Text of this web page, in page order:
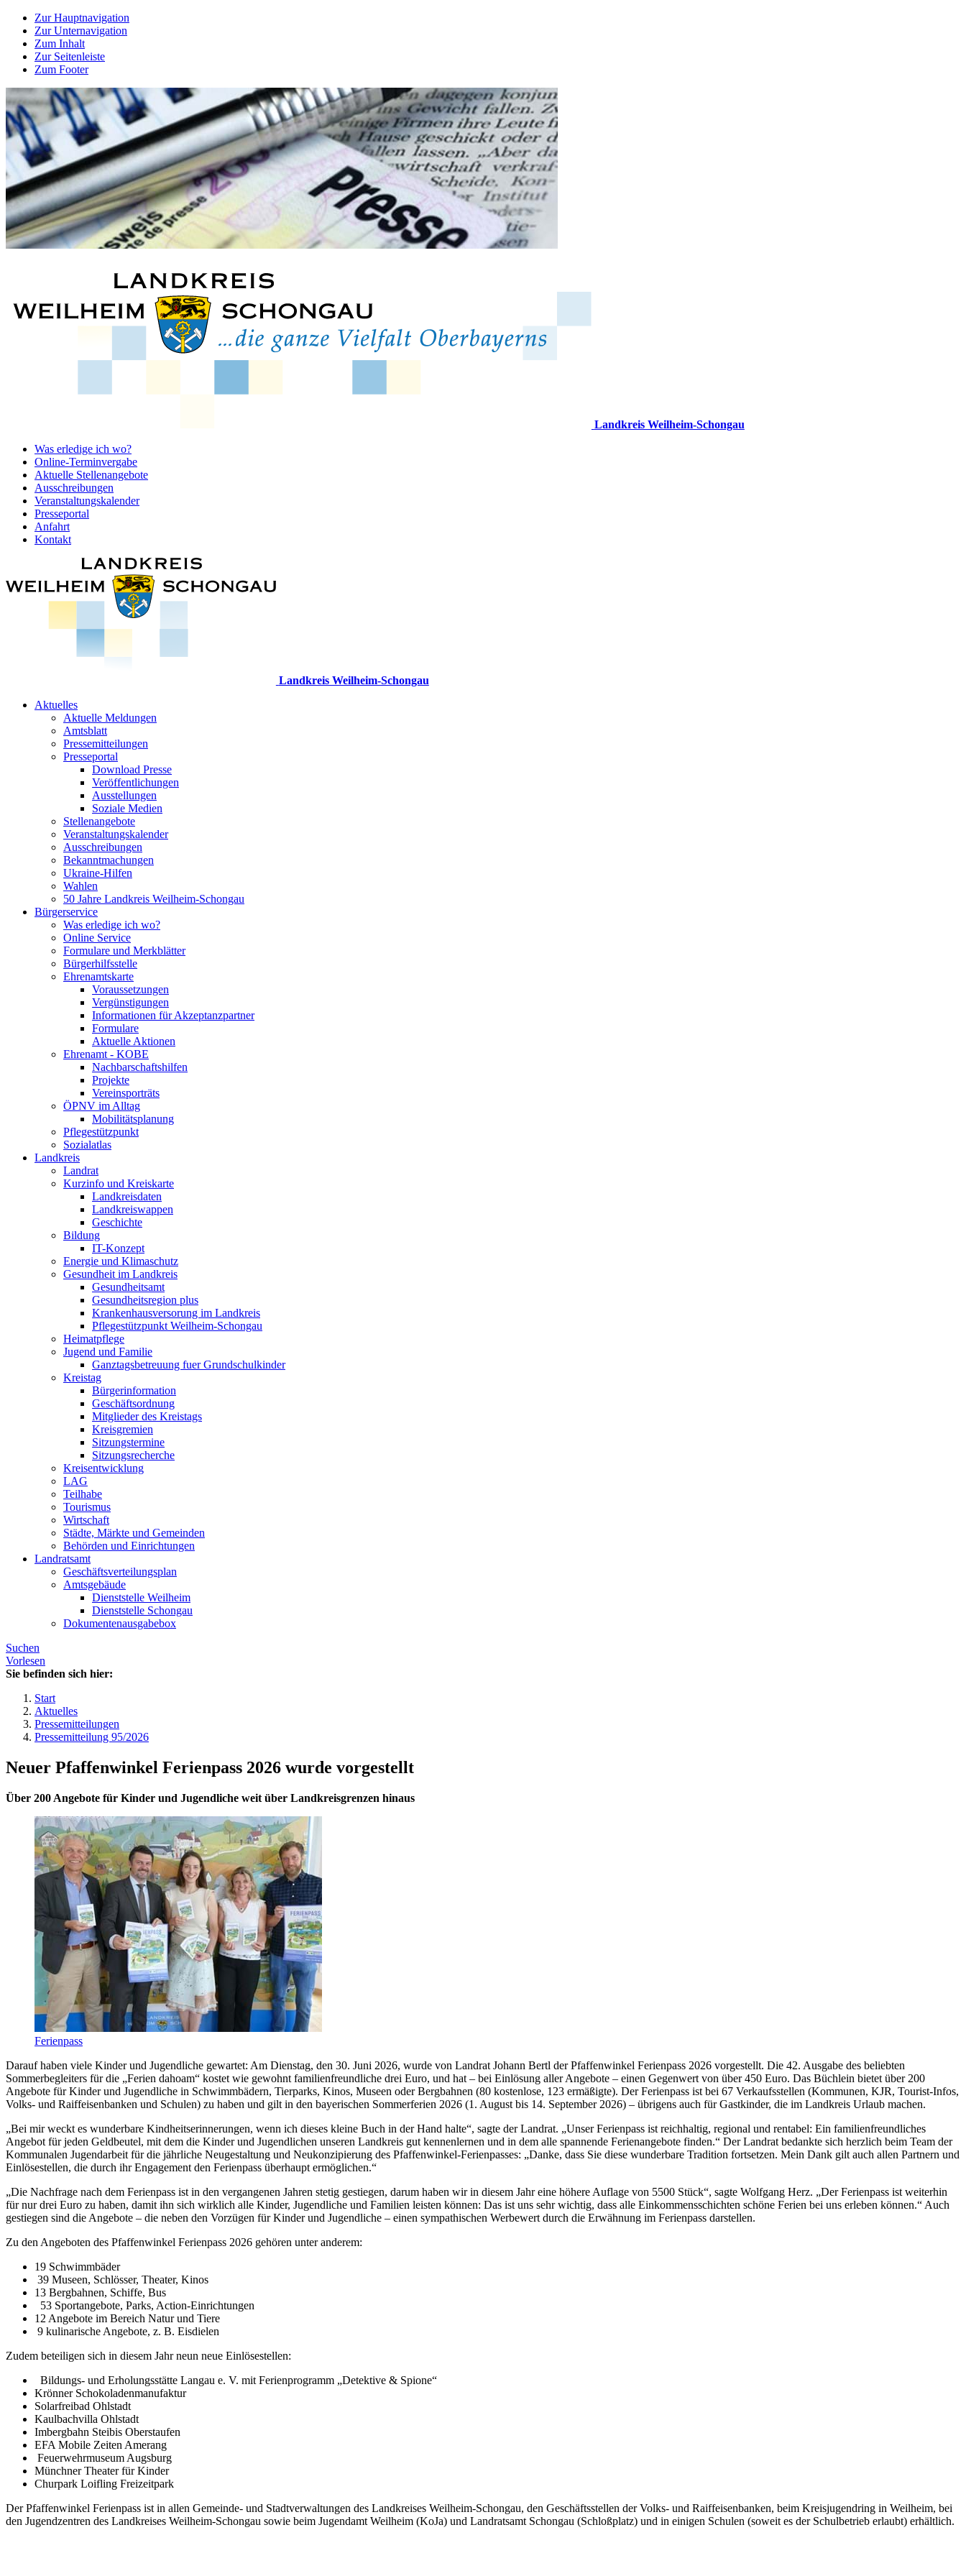
Zur Hauptnavigation
Zur Unternavigation
Zum Inhalt
Zur Seitenleiste
Zum Footer
Landkreis Weilheim-Schongau
Was erledige ich wo?
Online-Terminvergabe
Aktuelle Stellenangebote
Ausschreibungen
Veranstaltungskalender
Presseportal
Anfahrt
Kontakt
Landkreis Weilheim-Schongau
Aktuelles
Aktuelle Meldungen
Amtsblatt
Pressemitteilungen
Presseportal
Download Presse
Veröffentlichungen
Ausstellungen
Soziale Medien
Stellenangebote
Veranstaltungskalender
Ausschreibungen
Bekanntmachungen
Ukraine-Hilfen
Wahlen
50 Jahre Landkreis Weilheim-Schongau
Bürgerservice
Was erledige ich wo?
Online Service
Formulare und Merkblätter
Bürgerhilfsstelle
Ehrenamtskarte
Voraussetzungen
Vergünstigungen
Informationen für Akzeptanzpartner
Formulare
Aktuelle Aktionen
Ehrenamt - KOBE
Nachbarschaftshilfen
Projekte
Vereinsporträts
ÖPNV im Alltag
Mobilitätsplanung
Pflegestützpunkt
Sozialatlas
Landkreis
Landrat
Kurzinfo und Kreiskarte
Landkreisdaten
Landkreiswappen
Geschichte
Bildung
IT-Konzept
Energie und Klimaschutz
Gesundheit im Landkreis
Gesundheitsamt
Gesundheitsregion plus
Krankenhausversorung im Landkreis
Pflegestützpunkt Weilheim-Schongau
Heimatpflege
Jugend und Familie
Ganztagsbetreuung fuer Grundschulkinder
Kreistag
Bürgerinformation
Geschäftsordnung
Mitglieder des Kreistags
Kreisgremien
Sitzungstermine
Sitzungsrecherche
Kreisentwicklung
LAG
Teilhabe
Tourismus
Wirtschaft
Städte, Märkte und Gemeinden
Behörden und Einrichtungen
Landratsamt
Geschäftsverteilungsplan
Amtsgebäude
Dienststelle Weilheim
Dienststelle Schongau
Dokumentenausgabebox
Suchen
Vorlesen
Sie befinden sich hier:
Start
Aktuelles
Pressemitteilungen
Pressemitteilung 95/2026
Neuer Pfaffenwinkel Ferienpass 2026 wurde vorgestellt
Über 200 Angebote für Kinder und Jugendliche weit über Landkreisgrenzen hinaus
Ferienpass
Darauf haben viele Kinder und Jugendliche gewartet: Am Dienstag, den 30. Juni 2026, wurde von Landrat Johann Bertl der Pfaffenwinkel Ferienpass 2026 vorgestellt. Die 42. Ausgabe des beliebten
Sommerbegleiters für die „Ferien dahoam“ kostet wie gewohnt familienfreundliche drei Euro, und hat – bei Einlösung aller Angebote – einen Gegenwert von über 450 Euro. Das Büchlein bietet über 200
Angebote für Kinder und Jugendliche in Schwimmbädern, Tierparks, Kinos, Museen oder Bergbahnen (80 kostenlose, 123 ermäßigte). Der Ferienpass ist bei 67 Verkaufsstellen (Kommunen, KJR, Tourist-Infos,
Volks- und Raiffeisenbanken und Schulen) zu haben und gilt in den bayerischen Sommerferien 2026 (1. August bis 14. September 2026) – übrigens auch für Gastkinder, die im Landkreis Urlaub machen.
„Bei mir weckt es wunderbare Kindheitserinnerungen, wenn ich dieses kleine Buch in der Hand halte“, sagte der Landrat. „Unser Ferienpass ist reichhaltig, regional und rentabel: Ein familienfreundliches
Angebot für jeden Geldbeutel, mit dem die Kinder und Jugendlichen unseren Landkreis gut kennenlernen und in dem alle spannende Ferienangebote finden.“ Der Landrat bedankte sich herzlich beim Team der
Kommunalen Jugendarbeit für die jährliche Neugestaltung und Neukonzipierung des Pfaffenwinkel-Ferienpasses: „Danke, dass Sie diese wunderbare Tradition fortsetzen. Mein Dank gilt auch allen Partnern und
Einlösestellen, die durch ihr Engagement den Ferienpass überhaupt ermöglichen.“
„Die Nachfrage nach dem Ferienpass ist in den vergangenen Jahren stetig gestiegen, darum haben wir in diesem Jahr eine höhere Auflage von 5500 Stück“, sagte Wolfgang Herz. „Der Ferienpass ist weiterhin
für nur drei Euro zu haben, damit ihn sich wirklich alle Kinder, Jugendliche und Familien leisten können: Das ist uns sehr wichtig, dass alle Einkommensschichten schöne Ferien bei uns erleben können.“ Auch
gestiegen sind die Angebote – die neben den Vorzügen für Kinder und Jugendliche – einen sympathischen Werbewert durch die Erwähnung im Ferienpass darstellen.
Zu den Angeboten des Pfaffenwinkel Ferienpass 2026 gehören unter anderem:
19 Schwimmbäder
39 Museen, Schlösser, Theater, Kinos
13 Bergbahnen, Schiffe, Bus
53 Sportangebote, Parks, Action-Einrichtungen
12 Angebote im Bereich Natur und Tiere
9 kulinarische Angebote, z. B. Eisdielen
Zudem beteiligen sich in diesem Jahr neun neue Einlösestellen:
Bildungs- und Erholungsstätte Langau e. V. mit Ferienprogramm „Detektive & Spione“
Krönner Schokoladenmanufaktur
Solarfreibad Ohlstadt
Kaulbachvilla Ohlstadt
Imbergbahn Steibis Oberstaufen
EFA Mobile Zeiten Amerang
Feuerwehrmuseum Augsburg
Münchner Theater für Kinder
Churpark Loifling Freizeitpark
Der Pfaffenwinkel Ferienpass ist in allen Gemeinde- und Stadtverwaltungen des Landkreises Weilheim-Schongau, den Geschäftsstellen der Volks- und Raiffeisenbanken, beim Kreisjugendring in Weilheim, bei
den Jugendzentren des Landkreises Weilheim-Schongau sowie beim Jugendamt Weilheim (KoJa) und Landratsamt Schongau (Schloßplatz) und in einigen Schulen (soweit es der Schulbetrieb erlaubt) erhältlich.